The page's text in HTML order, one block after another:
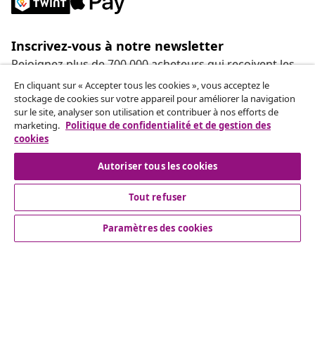
Inscrivez-vous à notre newsletter
Rejoignez plus de 700 000 acheteurs qui reçoivent les
offres hebdomadaires, les promotions saisonnières et
les nouveautés de vidaXL.
Nos comptes de réseaux sociaux
Service Clients
En cliquant sur « Accepter tous les cookies », vous acceptez le
stockage de cookies sur votre appareil pour améliorer la navigation
sur le site, analyser son utilisation et contribuer à nos efforts de
marketing. Politique de confidentialité et de gestion des
cookies
Autoriser tous les cookies
Tout refuser
Paramètres des cookies